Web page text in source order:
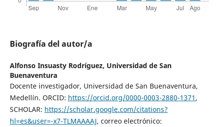
Biografía del autor/a
Alfonso Insuasty Rodríguez, Universidad de San
Buenaventura
Docente investigador, Universidad de San Buenaventura,
Medellín. ORCID: https://orcid.org/0000-0003-2880-1371 ,
SCHOLAR: https://scholar.google.com/citations?
hl=es&user=-x7-TLMAAAAJ, correo electrónico: